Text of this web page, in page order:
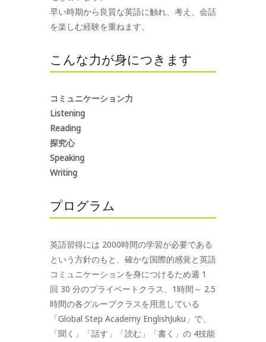
早い時期から良質な英語に触れ、考え、会話
を楽しむ経験を重ねます。
こんな力が身につきます
コミュニケーション力
Listening
Reading
探究心
Speaking
Writing
プログラム
英語習得には 2000時間の学習が必要である
という方針のもと、確かな国際的感覚と英語
コミュニケーションを身につけるため週 1
回 30 分のプライベートクラス、1時間～ 2.5
時間の各グループクラスを用意している
「Global Step Academy EnglishJuku」で、
「聞く」「話す」「読む」「書く」の 4技能